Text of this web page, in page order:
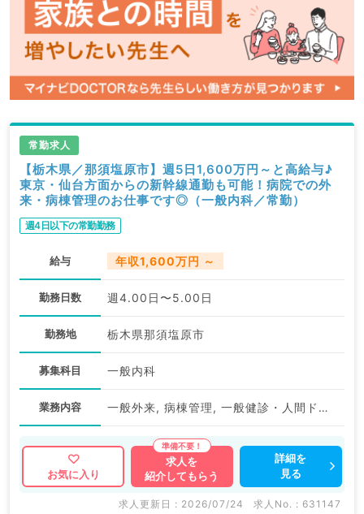
常勤求人
【栃木県／那須塩原市】週5日1,600万円～と高給与♪
東京・仙台方面からの新幹線通勤も可能！病院での外
来・病棟管理のお仕事です◎（一般内科／常勤）
週4日以下の常勤勤務
給与 年収1,600万円 ～
勤務日数 週4.00日〜5.00日
勤務地 栃木県那須塩原市
募集科目 一般内科
業務内容 一般外来, 病棟管理, 一般健診・人間ドック
お気に入り
求人を
紹介してもらう
詳細を
見る
求人更新日 : 2026/07/24 求人No. : 631147